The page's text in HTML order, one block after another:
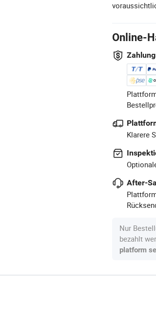
Online-
Klarere
After-
Nur
bezahlt
platform